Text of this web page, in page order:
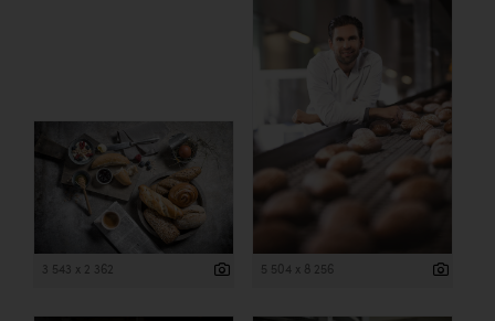
3 543 x 2 362 5 504 x 8 256